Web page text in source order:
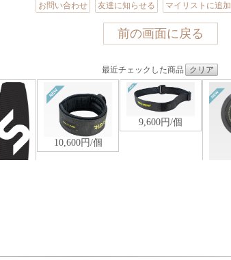
お問い合わせ 友達に知らせる マイリストに追加
前の画面に戻る
最近チェックした商品 クリア